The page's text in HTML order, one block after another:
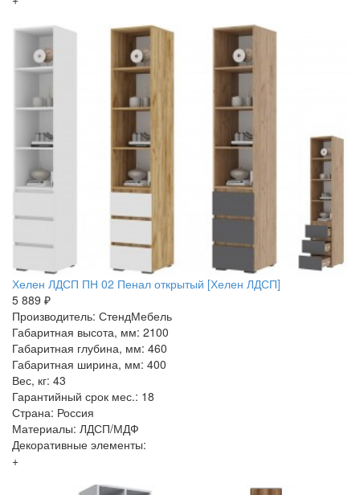
Хелен ЛДСП ПН 02 Пенал открытый [Хелен ЛДСП]
5 889 ₽
Производитель: СтендМебель
Габаритная высота, мм: 2100
Габаритная глубина, мм: 460
Габаритная ширина, мм: 400
Вес, кг: 43
Гарантийный срок мес.: 18
Страна: Россия
Материалы: ЛДСП/МДФ
Декоративные элементы:
+